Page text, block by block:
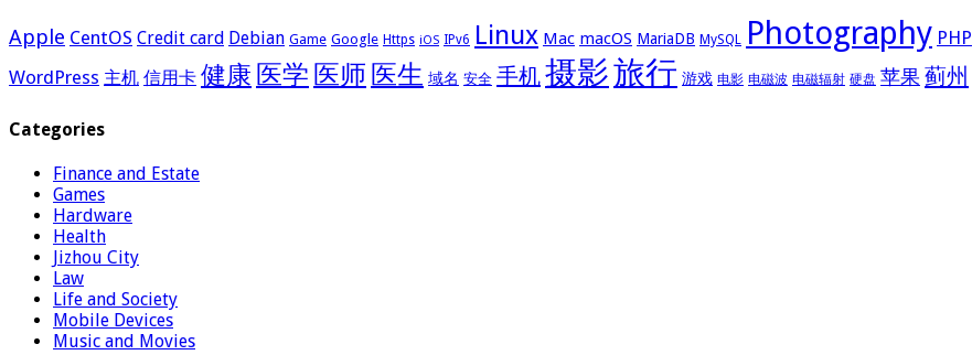
Apple CentOS Credit card Debian Game Google Https iOS IPv6 Linux Mac macOS MariaDB MySQL Photography PHP
WordPress 主机 信用卡 健康 医学 医师 医生 域名 安全 手机摄影旅行 游戏 电影 电磁波 电磁辐射 硬盘 苹果 蓟州
Categories
Finance and Estate
Games
Hardware
Health
Jizhou City
Law
Life and Society
Mobile Devices
Music and Movies